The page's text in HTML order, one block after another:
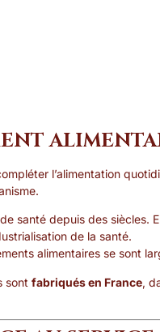
l’alimentation
santé depuis des siècles.
de la santé.
alimentaires se sont
sont fabriqués en France,